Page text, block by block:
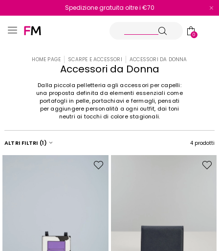
Reso facile e veloce
Spedizione gratuita oltre i €70
0
HOME PAGE SCARPE E ACCESSORI ACCESSORI DA DONNA
Accessori da Donna
Dalla piccola pelletteria agli accessori per capelli:
una proposta definita da elementi essenziali come
portafogli in pelle, portachiavi e fermagli, pensati
per aggiungere personalità a ogni outfit, dai toni
neutri ai tocchi di colore stagionali.
ALTRI FILTRI (1) 4 prodotti
Sposta